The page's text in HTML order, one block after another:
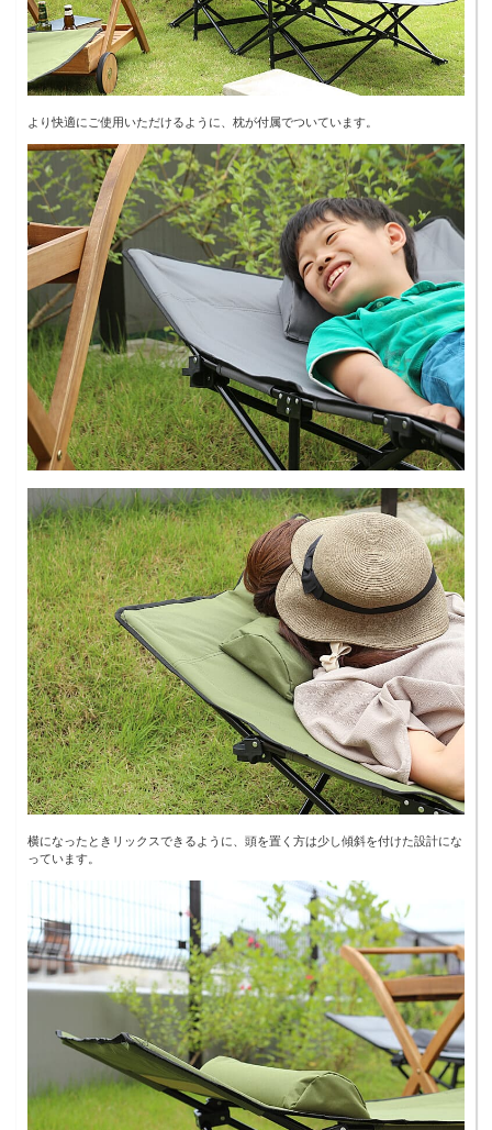
より快適にご使用いただけるように、枕が付属でついています。
横になったときリックスできるように、頭を置く方は少し傾斜を付けた設計にな
っています。